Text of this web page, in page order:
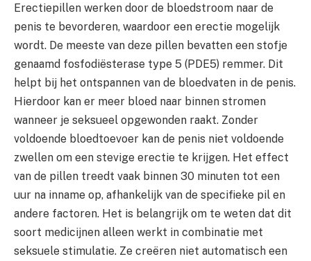
Erectiepillen werken door de bloedstroom naar de
penis te bevorderen, waardoor een erectie mogelijk
wordt. De meeste van deze pillen bevatten een stofje
genaamd fosfodiësterase type 5 (PDE5) remmer. Dit
helpt bij het ontspannen van de bloedvaten in de penis.
Hierdoor kan er meer bloed naar binnen stromen
wanneer je seksueel opgewonden raakt. Zonder
voldoende bloedtoevoer kan de penis niet voldoende
zwellen om een stevige erectie te krijgen. Het effect
van de pillen treedt vaak binnen 30 minuten tot een
uur na inname op, afhankelijk van de specifieke pil en
andere factoren. Het is belangrijk om te weten dat dit
soort medicijnen alleen werkt in combinatie met
seksuele stimulatie. Ze creëren niet automatisch een